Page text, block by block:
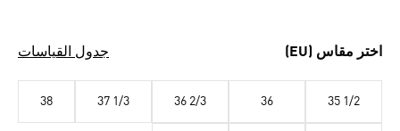
اختر مقاس (EU) جدول القياسات
35 1/2
36
36 2/3
37 1/3
38